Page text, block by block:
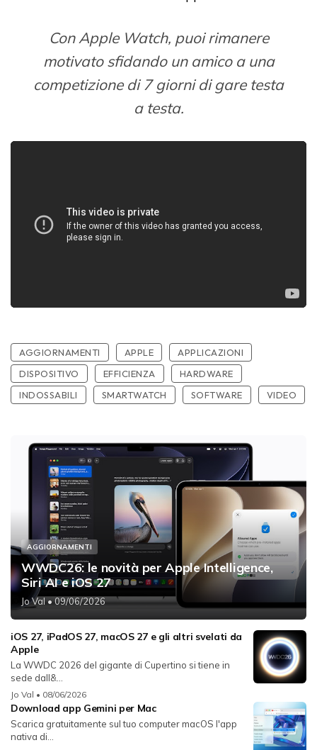
Con Apple Watch, puoi rimanere
motivato sfidando un amico a una
competizione di 7 giorni di gare testa
a testa.
AGGIORNAMENTI APPLE
APPLICAZIONI
DISPOSITIVO
EFFICIENZA
HARDWARE
INDOSSABILI
SMARTWATCH SOFTWARE VIDEO
AGGIORNAMENTI
WWDC26: le novità per Apple Intelligence,
Siri AI e iOS 27
Jo Val• 09/06/2026
iOS 27, iPadOS 27, macOS 27 e gli altri svelati da
Apple
La WWDC 2026 del gigante di Cupertino si tiene in
sede dall&...
Jo Val • 08/06/2026
Download app Gemini per Mac
Scarica gratuitamente sul tuo computer macOS l'app
nativa di...